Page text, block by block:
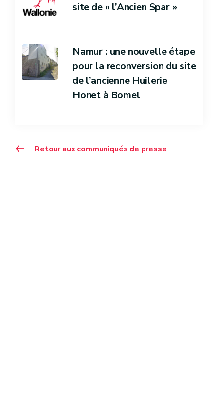
Retour aux communiqués de presse
site de « l’Ancien Spar »
Namur : une nouvelle étape
pour la reconversion du site
de l’ancienne Huilerie
Honet à Bomel